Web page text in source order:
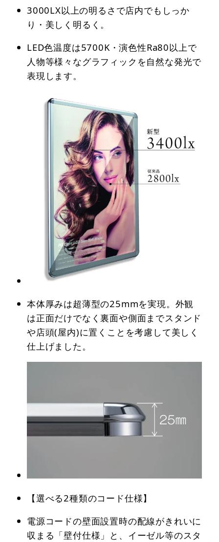
3000LX以上の明るさで店内でもしっか
り・美しく明るく。
LED色温度は5700K・演色性Ra80以上で
人物等様々なグラフィックを自然な発光で
表現します。
本体厚みは超薄型の25mmを実現。外観
は正面だけでなく裏面や側面までスタンド
や店頭(屋内)に置くことを考慮して美しく
仕上げました。
【選べる2種類のコード仕様】
電源コードの壁面設置時の配線がきれいに
収まる「壁付仕様」と、イーゼル等のスタ